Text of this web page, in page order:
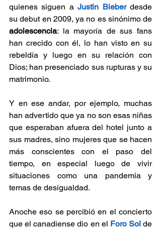
quienes siguen a Justin Bieber desde
adolescencia: la mayoría de sus fans
han crecido con él, lo han visto en su
rebeldía y luego en su relación con
Dios; han presenciado sus rupturas y su
matrimonio.
Y en ese andar, por ejemplo, muchas
han advertido que ya no son esas niñas
que esperaban afuera del hotel junto a
sus madres, sino mujeres que se hacen
más conscientes con el paso del
tiempo, en especial luego de vivir
situaciones como una pandemia y
temas de desigualdad.
Anoche eso se percibió en el concierto
que el canadiense dio en el Foro Sol de